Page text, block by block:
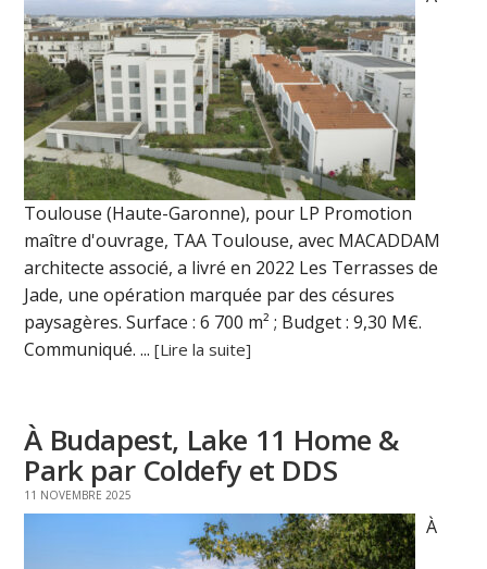
Toulouse (Haute-Garonne), pour LP Promotion
maître d'ouvrage, TAA Toulouse, avec MACADDAM
architecte associé, a livré en 2022 Les Terrasses de
Jade, une opération marquée par des césures
paysagères. Surface : 6 700 m² ; Budget : 9,30 M€.
Communiqué. ...[Lire la suite]
À Budapest, Lake 11 Home &
Park par Coldefy et DDS
11 NOVEMBRE 2025
À